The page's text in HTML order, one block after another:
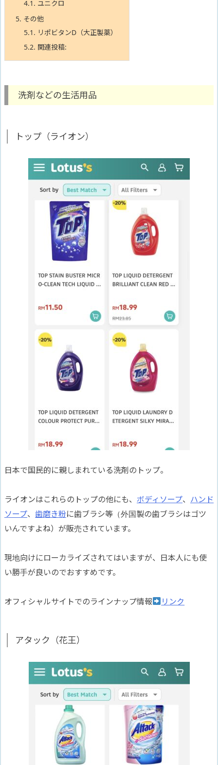
4.1. ユニクロ
5. その他
5.1. リポビタンD（大正製薬）
5.2. 関連投稿:
洗剤などの生活用品
トップ（ライオン）
日本で国民的に親しまれている洗剤のトップ。
ライオンはこれらのトップの他にも、 ボディソープ、 ハンド
ソープ、 歯磨き粉に歯ブラシ等（外国製の歯ブラシはゴツ
いんですよね）が販売されています。
現地向けにローカライズされてはいますが、日本人にも使
い勝手が良いのでおすすめです。
オフィシャルサイトでのラインナップ情報 リンク
アタック（花王）